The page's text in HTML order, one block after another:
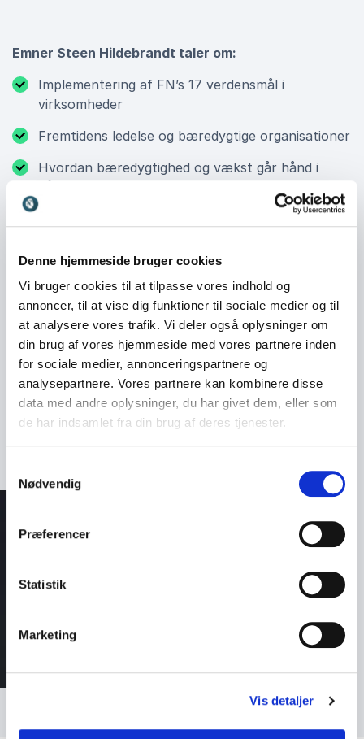
Denne hjemmeside bruger cookies
Vi bruger cookies til at tilpasse vores indhold og
annoncer, til at vise dig funktioner til sociale medier og til
at analysere vores trafik. Vi deler også oplysninger om
din brug af vores hjemmeside med vores partnere inden
for sociale medier, annonceringspartnere og
analysepartnere. Vores partnere kan kombinere disse
data med andre oplysninger, du har givet dem, eller som
de har indsamlet fra din brug af deres tjenester.
Nødvendig
Præferencer
Statistik
Marketing
Vis detaljer
Emner Steen Hildebrandt taler om:
Implementering af FN’s 17 verdensmål i
virksomheder
Fremtidens ledelse og bæredygtige organisationer
Hvordan bæredygtighed og vækst går hånd i
Det bæredygtige velfærdssamfund og globale
Book Steen Hildebrandt til jeres
næste event
Ønsker I at styrke jeres organisation og bidrage til en
bedre verden? Book Steen Hildebrandt til jeres næste
event og få inspiration til, hvordan I kan gøre FN’s
verdensmål til en del af jeres strategi. Hans foredrag
skaber ikke blot indsigt – de motiverer til handling.